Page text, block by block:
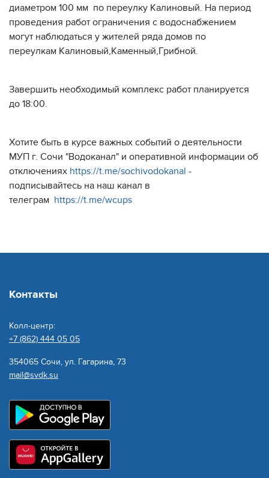
диаметром 100 мм по переулку Калиновый. На период
проведения работ ограничения с водоснабжением
могут наблюдаться у жителей ряда домов по
переулкам Калиновый,Каменный,Грибной.
Завершить необходимый комплекс работ планируется
до 18:00.
Хотите быть в курсе важных событий о деятельности
МУП г. Сочи "Водоканал" и оперативной информации об
отключениях https://t.me/sochivodokanal -
подписывайтесь на наш канал в
телеграм https://t.me/wcups
Контакты
Колл-центр:
+7 (862) 444 05 05
354065 Сочи, ул. Гагарина, 73
mail@svdk.su